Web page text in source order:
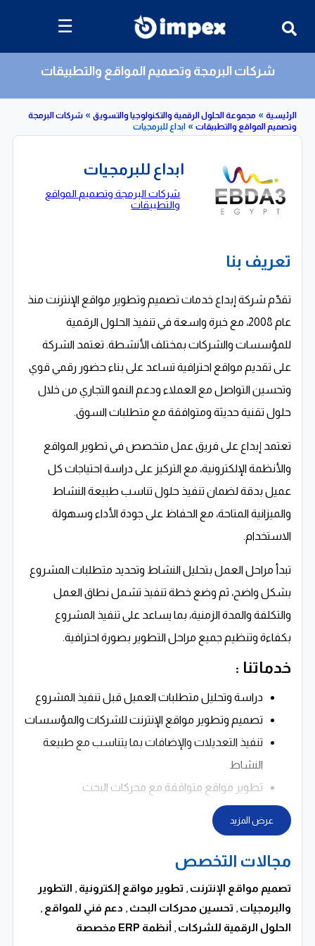
☰
شركات البرمجة وتصميم المواقع والتطبيقات
»
مجموعة الحلول الرقمية والتكنولوجيا والتسويق
»
شركات البرمجة
»
ابداع للبرمجيات
تعريف بنا
تقدّم شركة إبداع خدمات تصميم وتطوير مواقع الإنترنت منذ
عام 2008، مع خبرة واسعة في تنفيذ الحلول الرقمية
للمؤسسات والشركات بمختلف الأنشطة. تعتمد الشركة
على تقديم مواقع احترافية تساعد على بناء حضور رقمي قوي
وتحسين التواصل مع العملاء ودعم النمو التجاري من خلال
حلول تقنية حديثة ومتوافقة مع متطلبات السوق.
تعتمد إبداع على فريق عمل متخصص في تطوير المواقع
والأنظمة الإلكترونية، مع التركيز على دراسة احتياجات كل
عميل بدقة لضمان تنفيذ حلول تناسب طبيعة النشاط
والميزانية المتاحة، مع الحفاظ على جودة الأداء وسهولة
الاستخدام.
تبدأ مراحل العمل بتحليل النشاط وتحديد متطلبات المشروع
بشكل واضح، ثم وضع خطة تنفيذ تشمل نطاق العمل
والتكلفة والمدة الزمنية، بما يساعد على تنفيذ المشروع
بكفاءة وتنظيم جميع مراحل التطوير بصورة احترافية.
خدماتنا :
دراسة وتحليل متطلبات العميل قبل تنفيذ المشروع
تصميم وتطوير مواقع الإنترنت للشركات والمؤسسات
تنفيذ التعديلات والإضافات بما يتناسب مع طبيعة
النشاط
تطوير مواقع متوافقة مع محركات البحث
استخدام أحدث تقنيات تطوير الويب
تحسين سرعة تحميل المواقع واستقرار الأداء
تقليل استهلاك موارد السيرفر لرفع كفاءة التشغيل
تقديم حلول سريعة للمشكلات التقنية
دعم فني وخدمة ما بعد البيع على مدار الساعة
عرض المزيد
مجالات التخصص
تصميم مواقع الإنترنت , تطوير مواقع إلكترونية , التطوير
والبرمجيات , تحسين محركات البحث , دعم فني للمواقع ,
الحلول الرقمية للشركات , أنظمة ERP مخصصة